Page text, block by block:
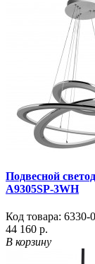
Подвесной
A9305SP-3WH
Код товара: 6330-
44 160 р.
В корзину